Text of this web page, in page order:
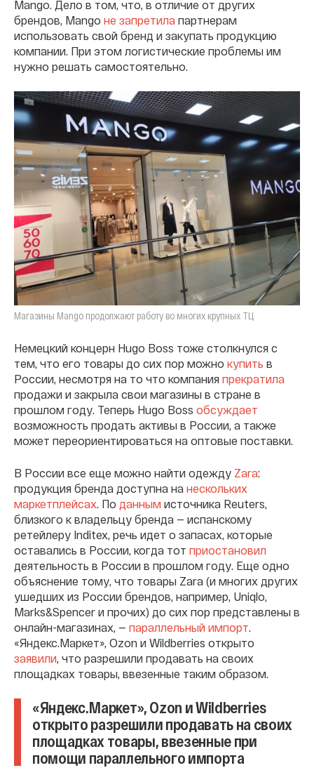
Mango. Дело в том, что, в отличие от других
брендов, Mango не запретила партнерам
использовать свой бренд и закупать продукцию
компании. При этом логистические проблемы им
нужно решать самостоятельно.
Магазины Mango продолжают работу во многих крупных ТЦ
Немецкий концерн Hugo Boss тоже столкнулся с
тем, что его товары до сих пор можно купить в
России, несмотря на то что компания прекратила
продажи и закрыла свои магазины в стране в
прошлом году. Теперь Hugo Boss обсуждает
возможность продать активы в России, а также
может переориентироваться на оптовые поставки.
В России все еще можно найти одежду Zara:
продукция бренда доступна на нескольких
маркетплейсах . По данным источника Reuters,
близкого к владельцу бренда — испанскому
ретейлеру Inditex, речь идет о запасах, которые
оставались в России, когда тот приостановил
деятельность в России в прошлом году. Еще одно
объяснение тому, что товары Zara (и многих других
ушедших из России брендов, например, Uniqlo,
Marks&Spencer и прочих) до сих пор представлены в
онлайн-магазинах, — параллельный импорт
«Яндекс.Маркет», Ozon и Wildberries открыто
заявили , что разрешили продавать на своих
площадках товары, ввезенные таким образом.
«Яндекс.Маркет», Ozon и Wildberries
открыто разрешили продавать на своих
площадках товары, ввезенные при
помощи параллельного импорта